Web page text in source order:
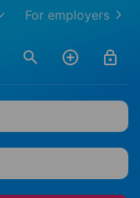
For employers